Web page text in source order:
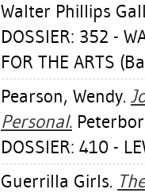
Walter Phillips
DOSSIER: 352 -
FOR THE ARTS
Pearson, Wendy.
Personal.
DOSSIER: 410 -
Guerrilla Girls.